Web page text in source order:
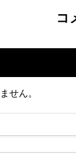
コ
せん。